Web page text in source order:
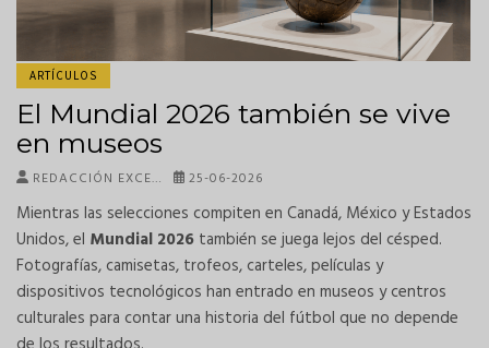
ARTÍCULOS
El Mundial 2026 también se vive
en museos
REDACCIÓN EXCE… 25-06-2026
Mientras las selecciones compiten en Canadá, México y Estados
Unidos, el Mundial 2026 también se juega lejos del césped.
Fotografías, camisetas, trofeos, carteles, películas y
dispositivos tecnológicos han entrado en museos y centros
culturales para contar una historia del fútbol que no depende